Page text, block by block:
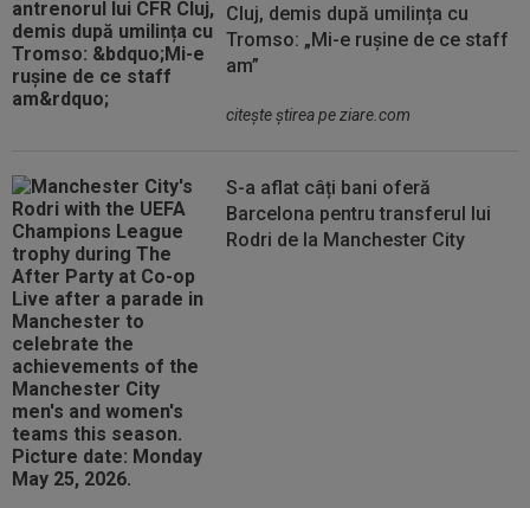
Cluj, demis după umilința cu
Tromso: „Mi-e rușine de ce staff
am”
citeşte ştirea pe ziare.com
S-a aflat câți bani oferă
Barcelona pentru transferul lui
Rodri de la Manchester City